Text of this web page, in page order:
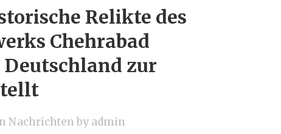
Relikte des
Chehrabad
zur
Nachrichten by admin